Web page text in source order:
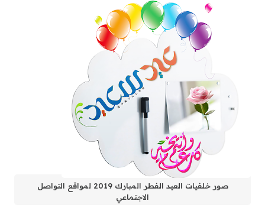
صور خلفيات العيد الفطر المبارك 2019 لمواقع التواصل
الاجتماعي